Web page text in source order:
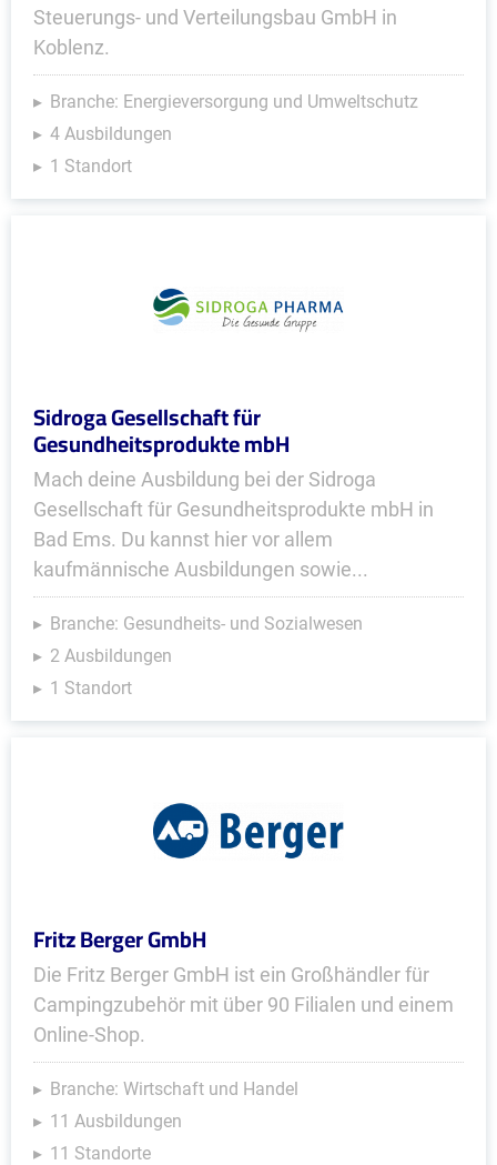
Steuerungs- und Verteilungsbau GmbH in
Koblenz.
Branche: Energieversorgung und Umweltschutz
4 Ausbildungen
1 Standort
Sidroga Gesellschaft für
Gesundheitsprodukte mbH
Mach deine Ausbildung bei der Sidroga
Gesellschaft für Gesundheitsprodukte mbH in
Bad Ems. Du kannst hier vor allem
kaufmännische Ausbildungen sowie...
Branche: Gesundheits- und Sozialwesen
2 Ausbildungen
1 Standort
Fritz Berger GmbH
Die Fritz Berger GmbH ist ein Großhändler für
Campingzubehör mit über 90 Filialen und einem
Online-Shop.
Branche: Wirtschaft und Handel
11 Ausbildungen
11 Standorte